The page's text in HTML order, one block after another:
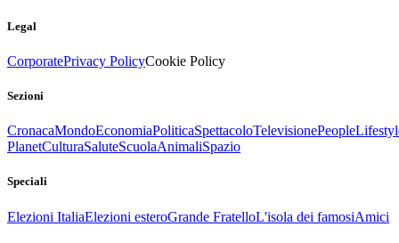
Legal
CorporatePrivacy PolicyCookie Policy
Sezioni
CronacaMondoEconomiaPoliticaSpettacoloTelevisionePeople
PlanetCulturaSaluteScuolaAnimaliSpazio
Speciali
Elezioni ItaliaElezioni esteroGrande FratelloL'isola dei famosiAmici